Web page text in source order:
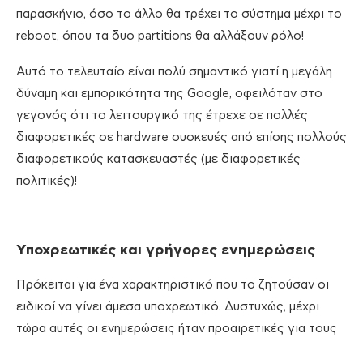
παρασκήνιο, όσο το άλλο θα τρέχει το σύστημα μέχρι το
reboot, όπου τα δυο partitions θα αλλάξουν ρόλο!
Αυτό το τελευταίο είναι πολύ σημαντικό γιατί η μεγάλη
δύναμη και εμπορικότητα της Google, οφειλόταν στο
γεγονός ότι το λειτουργικό της έτρεχε σε πολλές
διαφορετικές σε hardware συσκευές από επίσης πολλούς
διαφορετικούς κατασκευαστές (με διαφορετικές
πολιτικές)!
Υποχρεωτικές και γρήγορες ενημερώσεις
Πρόκειται για ένα χαρακτηριστικό που το ζητούσαν οι
ειδικοί να γίνει άμεσα υποχρεωτικό. Δυστυχώς, μέχρι
τώρα αυτές οι ενημερώσεις ήταν προαιρετικές για τους